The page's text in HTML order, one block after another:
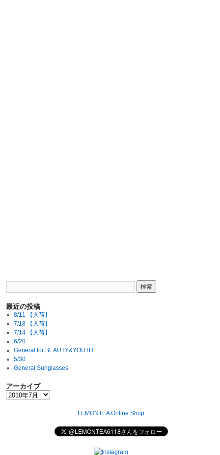
最近の投稿
8/11 【入荷】
7/18 【入荷】
7/14 【入荷】
6/20
General for BEAUTY&YOUTH
5/30
General Sunglasses
アーカイブ
LEMONTEA Online Shop